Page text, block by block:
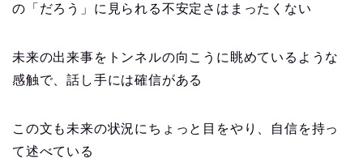
の「だろう」に見られる不安定さはまったくない
未来の出来事をトンネルの向こうに眺めているような
感触で、話し手には確信がある
この文も未来の状況にちょっと目をやり、自信を持っ
て述べている